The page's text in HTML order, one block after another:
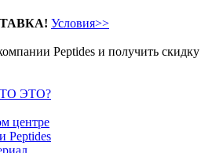
Условия>>
Peptides и получить скидку
ЭТО?
центре
Peptides